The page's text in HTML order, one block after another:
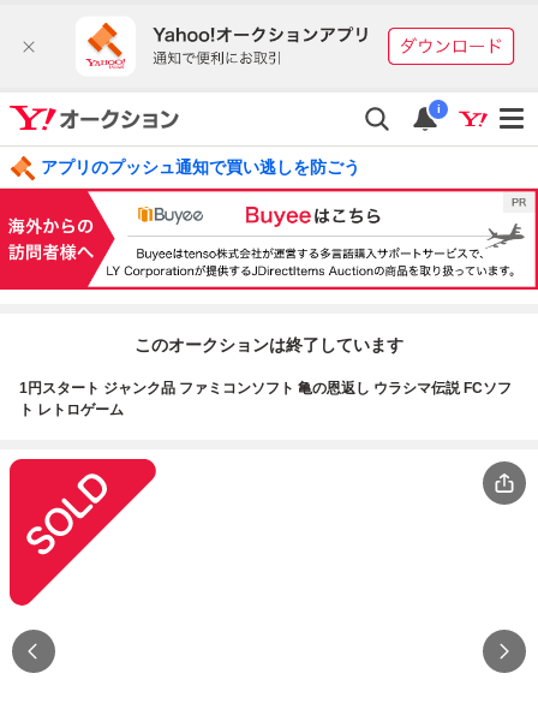
i
アプリのプッシュ通知で買い逃しを防ごう
このオークションは終了しています
1円スタート ジャンク品 ファミコンソフト 亀の恩返し ウラシマ伝説 FCソフ
ト レトロゲーム